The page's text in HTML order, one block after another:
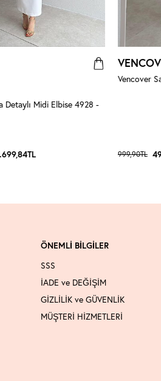
Detaylı Midi Elbise 4928 -
TL
Vencover
999,90TL
ÖNEMLİ BİLGİLER
SSS
İADE ve DEĞİŞİM
GİZLİLİK ve GÜVENLİK
MÜŞTERİ HİZMETLERİ